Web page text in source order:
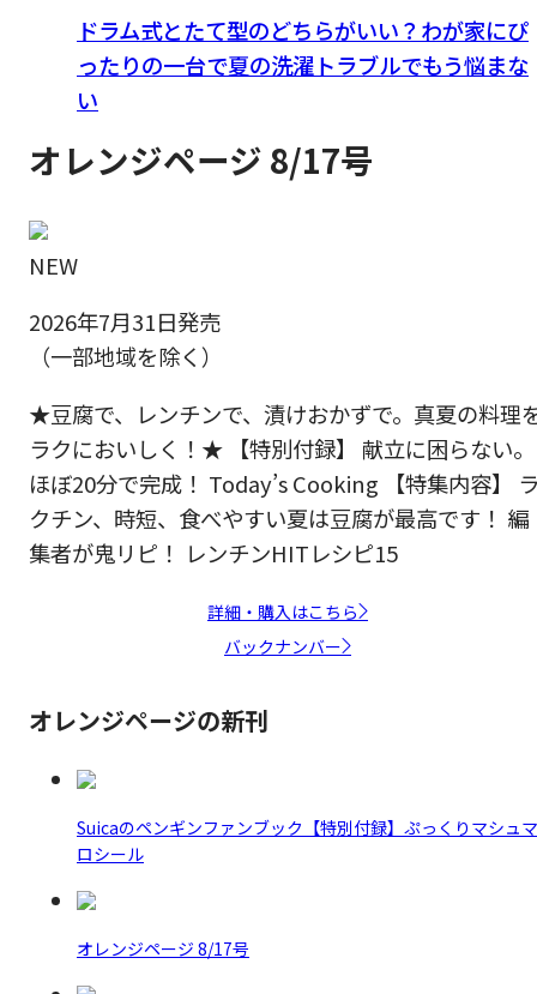
ドラム式とたて型のどちらがいい？わが家にぴ
ったりの一台で夏の洗濯トラブルでもう悩まな
い
オレンジページ 8/17号
NEW
2026年7月31日発売
（一部地域を除く）
★豆腐で、レンチンで、漬けおかずで。真夏の料理
ラクにおいしく！★ 【特別付録】 献立に困らない。
ほぼ20分で完成！ Today’s Cooking 【特集内容】
クチン、時短、食べやすい夏は豆腐が最高です！ 編
集者が鬼リピ！ レンチンHITレシピ15
詳細・購入はこちら
バックナンバー
オレンジページの新刊
Suicaのペンギンファンブック【特別付録】ぷっくりマシュマ
ロシール
オレンジページ 8/17号